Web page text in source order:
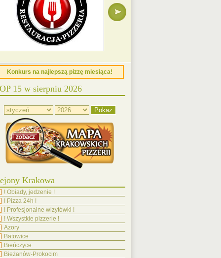
Rejony Krakowa:! Obiady, jedzenie !
* Nasza pizza przygotowywana jest
najlepszych włoskich pizzeriach w
posiadają wieloletnie doświadczenie
Makarony w stylu włoskim,
więcej o El Toro
Konkurs na najlepszą pizzę miesiąca!
15 w sierpniu 2026
Krakowa
! Obiady, jedzenie !
! Pizza 24h !
! Profesjonalne wizytówki !
! Wszystkie pizzerie !
Azory
Batowice
Bieńczyce
Bieżanów-Prokocim